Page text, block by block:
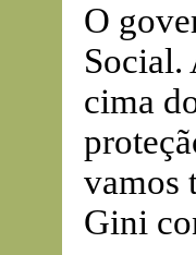
O
Social.
cima
vamos
Gini